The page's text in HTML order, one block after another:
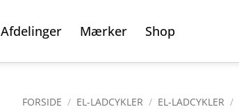
Afdelinger Mærker Shop
FORSIDE / EL-LADCYKLER / EL-LADCYKLER /